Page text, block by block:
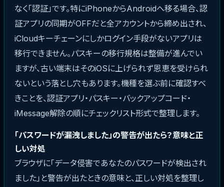
なく「認証」です。特にiPhoneからAndroidへ移る場合、認
証アプリの同期がOFFだと全アカウントから締め出され、
iCloudキーチェーンにしかログイン手段がないアプリは
移行できません。パスキーの移行規格は整備が進んでい
ますが、古い端末はそのiOSに上げられず恩恵を受けられ
ないという落とし穴もあります。機種を選ぶ前に確認すべ
きことを、認証アプリ・パスキー・バックアップコード・
iMessage解除の順にチェックリスト形式で整理します。
「パスワードが漏洩しました」の警告が出たら？意味と正
しい対処
ブラウザに「データ侵害であなたのパスワードが検出され
ました」と警告が出たときの意味と、正しい対処を整理し